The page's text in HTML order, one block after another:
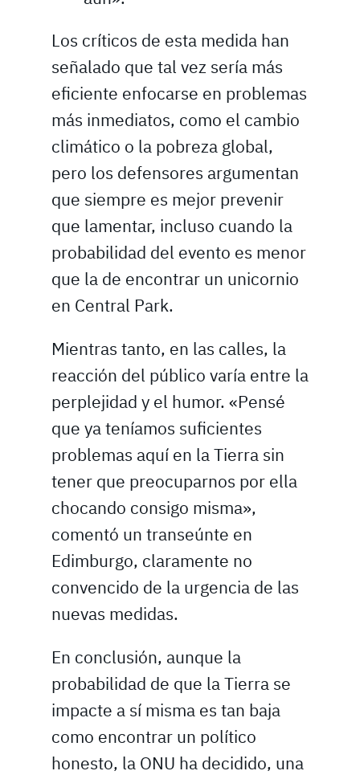
Los críticos de esta medida han
señalado que tal vez sería más
eficiente enfocarse en problemas
más inmediatos, como el cambio
climático o la pobreza global,
pero los defensores argumentan
que siempre es mejor prevenir
que lamentar, incluso cuando la
probabilidad del evento es menor
que la de encontrar un unicornio
en Central Park.
Mientras tanto, en las calles, la
reacción del público varía entre la
perplejidad y el humor. «Pensé
que ya teníamos suficientes
problemas aquí en la Tierra sin
tener que preocuparnos por ella
chocando consigo misma»,
comentó un transeúnte en
Edimburgo, claramente no
convencido de la urgencia de las
nuevas medidas.
En conclusión, aunque la
probabilidad de que la Tierra se
impacte a sí misma es tan baja
como encontrar un político
honesto, la ONU ha decidido, una